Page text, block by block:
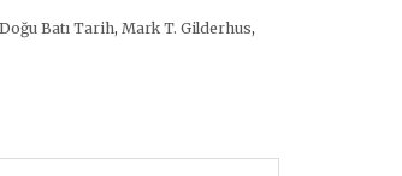
Doğu Batı Tarih,Mark T. Gilderhus,